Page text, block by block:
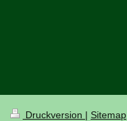
Druckversion | Sitemap